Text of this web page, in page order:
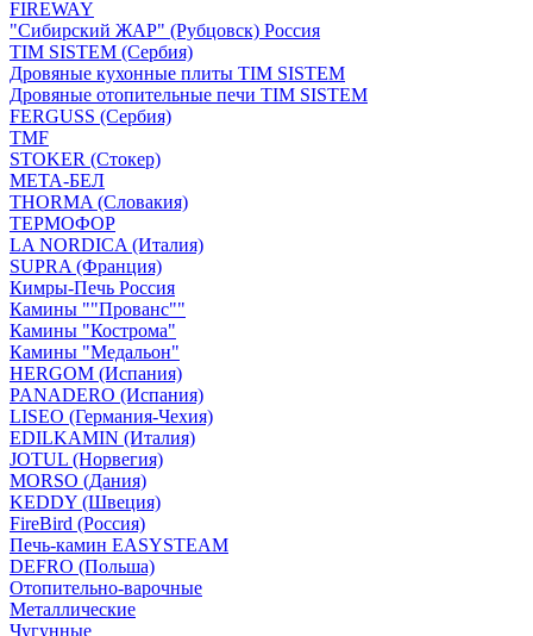
FIREWAY
"Сибирский ЖАР" (Рубцовск) Россия
TIM SISTEM (Сербия)
Дровяные кухонные плиты TIM SISTEM
Дровяные отопительные печи TIM SISTEM
FERGUSS (Сербия)
TMF
STOKER (Стокер)
МЕТА-БЕЛ
THORMA (Словакия)
ТЕРМОФОР
LA NORDICA (Италия)
SUPRA (Франция)
Кимры-Печь Россия
Камины ""Прованс""
Камины "Кострома"
Камины "Медальон"
HERGOM (Испания)
PANADERO (Испания)
LISEO (Германия-Чехия)
EDILKAMIN (Италия)
JOTUL (Норвегия)
MORSO (Дания)
KEDDY (Швеция)
FireBird (Россия)
Печь-камин EASYSTEAM
DEFRO (Польша)
Отопительно-варочные
Металлические
Чугунные